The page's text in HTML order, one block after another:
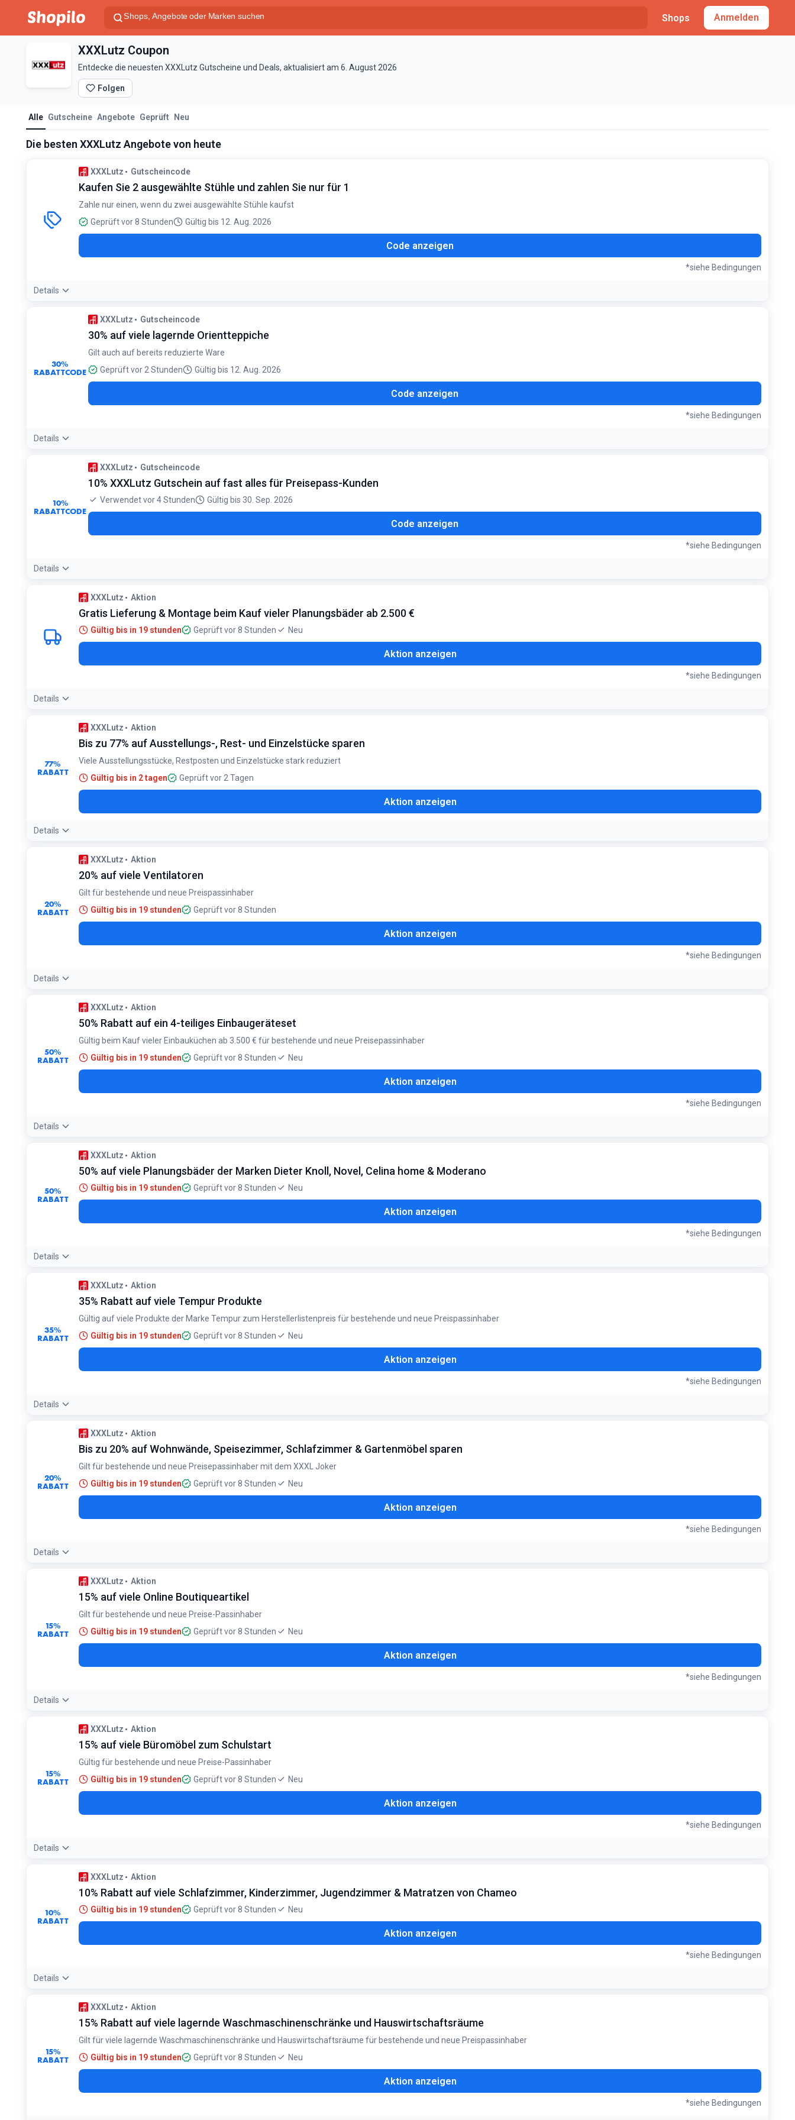
Shops Anmelden
XXXLutz Coupon
Entdecke die neuesten XXXLutz Gutscheine und Deals, aktualisiert am 6. August 2026
Folgen
Alle Gutscheine Angebote Geprüft Neu
Die besten XXXLutz Angebote von heute
XXXLutz Gutscheincode
Kaufen Sie 2 ausgewählte Stühle und zahlen Sie nur für 1
Zahle nur einen, wenn du zwei ausgewählte Stühle kaufst
Geprüft vor 8 Stunden
Gültig bis 12. Aug. 2026
Code anzeigen
*siehe Bedingungen
Details
Gilt nur für ausgewählte Stühle. Der günstigere Stuhl ist gratis. Mindestabnahme: 2 Stühle
30%
RABATTCODE
XXXLutz Gutscheincode
30% auf viele lagernde Orientteppiche
Gilt auch auf bereits reduzierte Ware
Geprüft vor 2 Stunden
Gültig bis 12. Aug. 2026
Code anzeigen
*siehe Bedingungen
Details
Gilt für viele lagernde Orientteppiche, auch auf bereits reduzierte Ware
10%
RABATTCODE
XXXLutz Gutscheincode
10% XXXLutz Gutschein auf fast alles für Preisepass-Kunden
Verwendet vor 4 Stunden Gültig bis 30. Sep. 2026
Code anzeigen
*siehe Bedingungen
Details
Bedingungen:
<p>Aktuell gibt es wohl für Stammkunden einen 10% Rabatt auf nahezu alles beim XXXLutz.Gilt nur für die registrierten Preise-Pass Kunden.</p>
XXXLutz Aktion
Gratis Lieferung & Montage beim Kauf vieler Planungsbäder ab 2.500 €
Gültig bis in 19 stunden Geprüft vor 8 Stunden Neu
Aktion anzeigen
*siehe Bedingungen
Details
Bedingungen:
Gilt beim Kauf vieler Planungsbäder ab einem Einkaufswert von 2.500 €
77%
RABATT
XXXLutz Aktion
Bis zu 77% auf Ausstellungs-, Rest- und Einzelstücke sparen
Viele Ausstellungsstücke, Restposten und Einzelstücke stark reduziert
Gültig bis in 2 tagen
Geprüft vor 2 Tagen
Aktion anzeigen
Details
20%
RABATT
XXXLutz Aktion
20% auf viele Ventilatoren
Gilt für bestehende und neue Preispassinhaber
Gültig bis in 19 stunden
Geprüft vor 8 Stunden
Aktion anzeigen
*siehe Bedingungen
Details
Bedingungen:
Nur für Preispassinhaber. Gilt auf viele, aber nicht alle Ventilatoren
50%
RABATT
XXXLutz Aktion
50% Rabatt auf ein 4-teiliges Einbaugeräteset
Gültig beim Kauf vieler Einbauküchen ab 3.500 € für bestehende und neue Preisepassinhaber
Gültig bis in 19 stunden
Geprüft vor 8 Stunden Neu
Aktion anzeigen
*siehe Bedingungen
Details
Bedingungen:
Nur beim Kauf vieler Einbauküchen ab 3.500 €. Gilt für bestehende und neue Preisepassinhaber
50%
RABATT
XXXLutz Aktion
50% auf viele Planungsbäder der Marken Dieter Knoll, Novel, Celina home & Moderano
Gültig bis in 19 stunden Geprüft vor 8 Stunden Neu
Aktion anzeigen
*siehe Bedingungen
Details
Bedingungen:
Gilt auf viele Planungsbäder der genannten Marken zum Katalogpreis. Für bestehende und neue Preispassinhaber
35%
RABATT
XXXLutz Aktion
35% Rabatt auf viele Tempur Produkte
Gültig auf viele Produkte der Marke Tempur zum Herstellerlistenpreis für bestehende und neue Preispassinhaber
Gültig bis in 19 stunden
Geprüft vor 8 Stunden Neu
Aktion anzeigen
*siehe Bedingungen
Details
Bedingungen:
Nur auf viele Tempur Produkte zum Herstellerlistenpreis. Gilt für bestehende und neue Preispassinhaber
20%
RABATT
XXXLutz Aktion
Bis zu 20% auf Wohnwände, Speisezimmer, Schlafzimmer & Gartenmöbel sparen
Gilt für bestehende und neue Preisepassinhaber mit dem XXXL Joker
Gültig bis in 19 stunden
Geprüft vor 8 Stunden Neu
Aktion anzeigen
*siehe Bedingungen
Details
Bedingungen:
Gilt auf viele Wohnwände, Speisezimmer, Schlafzimmer oder Gartenmöbel. Nur mit XXXL Joker erhältlich
15%
RABATT
XXXLutz Aktion
15% auf viele Online Boutiqueartikel
Gilt für bestehende und neue Preise-Passinhaber
Gültig bis in 19 stunden
Geprüft vor 8 Stunden Neu
Aktion anzeigen
*siehe Bedingungen
Details
Bedingungen:
Nur für Preise-Passinhaber. Gilt auf viele Online Boutiqueartikel
15%
RABATT
XXXLutz Aktion
15% auf viele Büromöbel zum Schulstart
Gültig für bestehende und neue Preise-Passinhaber
Gültig bis in 19 stunden
Geprüft vor 8 Stunden Neu
Aktion anzeigen
*siehe Bedingungen
Details
Bedingungen:
Nur für Preise-Passinhaber. Gilt auf viele Büromöbel zum Schulstart
10%
RABATT
XXXLutz Aktion
10% Rabatt auf viele Schlafzimmer, Kinderzimmer, Jugendzimmer & Matratzen von Chameo
Gültig bis in 19 stunden Geprüft vor 8 Stunden Neu
Aktion anzeigen
*siehe Bedingungen
Details
Bedingungen:
Gültig für bestehende und neue Preispassinhaber. Nur auf ausgewählte Produkte der Marke Chameo
15%
RABATT
XXXLutz Aktion
15% Rabatt auf viele lagernde Waschmaschinenschränke und Hauswirtschaftsräume
Gilt für viele lagernde Waschmaschinenschränke und Hauswirtschaftsräume für bestehende und neue Preispassinhaber
Gültig bis in 19 stunden
Geprüft vor 8 Stunden Neu
Aktion anzeigen
*siehe Bedingungen